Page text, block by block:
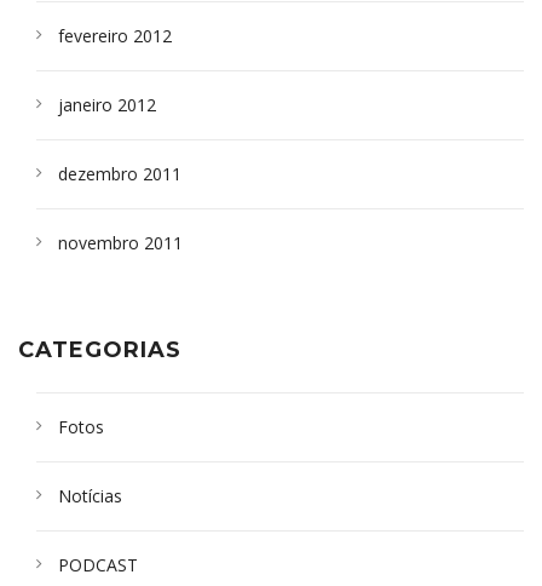
fevereiro 2012
janeiro 2012
dezembro 2011
novembro 2011
CATEGORIAS
Fotos
Notícias
PODCAST